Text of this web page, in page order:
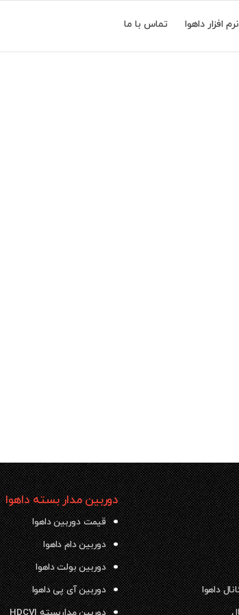
نرم افزار داهوا تماس با ما
دوربین مدار بسته داهوا
قیمت دوربین داهوا
دوربین دام داهوا
دوربین بولت داهوا
دوربین آی پی داهوا
دوربین مداربسته HDCVI